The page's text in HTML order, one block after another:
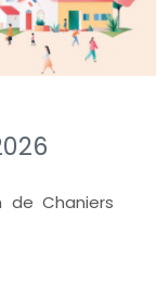
de Chaniers